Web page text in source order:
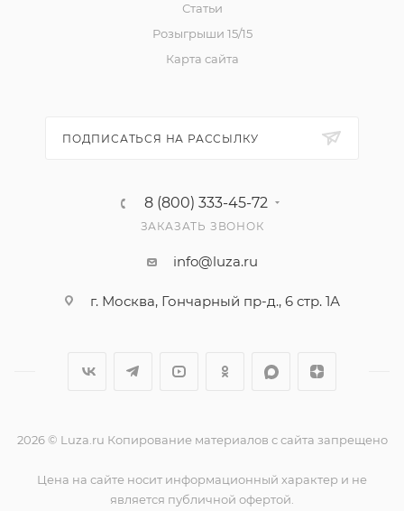
Статьи
Розыгрыши 15/15
Карта сайта
ПОДПИСАТЬСЯ НА РАССЫЛКУ
8 (800) 333-45-72
ЗАКАЗАТЬ ЗВОНОК
info@luza.ru
г. Москва, Гончарный пр-д., 6 стр. 1А
2026 © Luza.ru Копирование материалов с сайта запрещено
Цена на сайте носит информационный характер и не
является публичной офертой.